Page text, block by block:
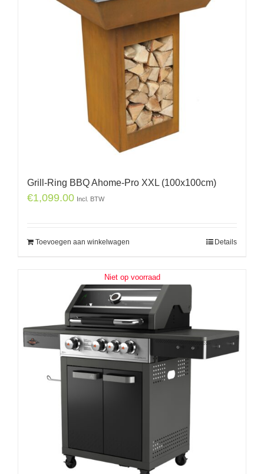
Grill-Ring BBQ Ahome-Pro XXL (100x100cm)
€1,099.00 Incl. BTW
Toevoegen aan winkelwagen Details
Niet op voorraad